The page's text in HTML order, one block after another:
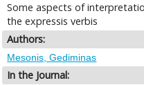
Some aspects of
the expressis verbis
Authors:
Mesonis, Gediminas
In the Journal: